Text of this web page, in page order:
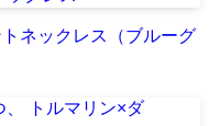
ネックレス（ブルーグ